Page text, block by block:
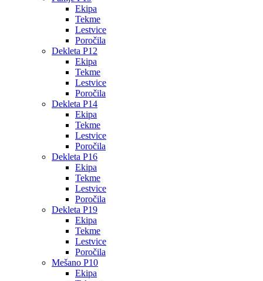
Ekipa
Tekme
Lestvice
Poročila
Dekleta P12
Ekipa
Tekme
Lestvice
Poročila
Dekleta P14
Ekipa
Tekme
Lestvice
Poročila
Dekleta P16
Ekipa
Tekme
Lestvice
Poročila
Dekleta P19
Ekipa
Tekme
Lestvice
Poročila
Mešano P10
Ekipa